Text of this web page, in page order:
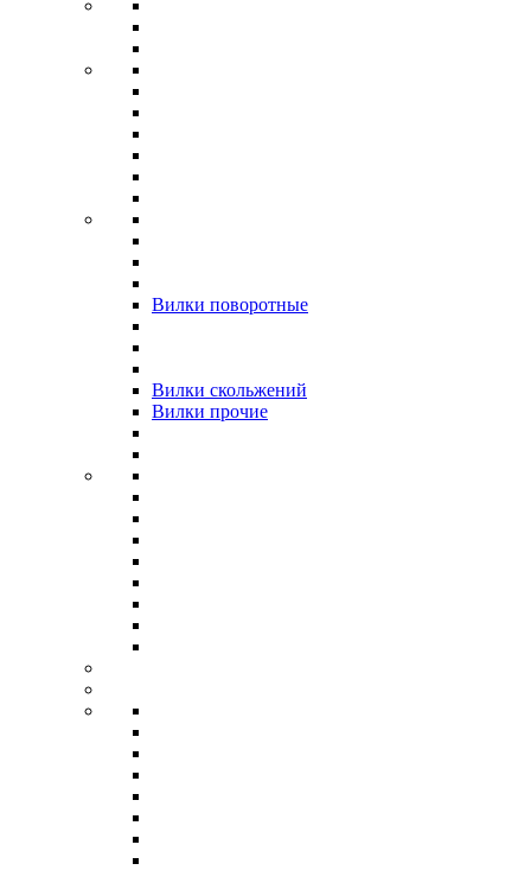
Вилки поворотные
Вилки скольжений
Вилки прочие